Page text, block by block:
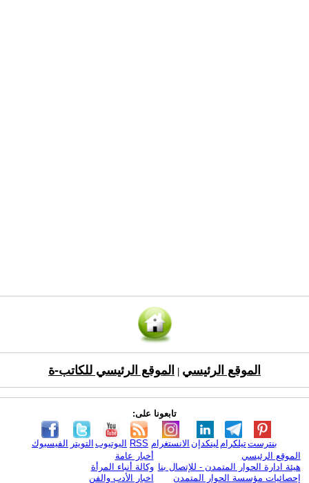
الموقع الرئيسي الموقع الرئيسي للكاتب-ة
تابعونا على:
الفيسبوك التويتر اليوتيوب RSS الانستغرام لينكدإن تيلكرامبنترست
الموقع الرئيسي
هيئة ادارة الحوار المتمدن - للإتصال بنا
إحصائيات مؤسسة الحوار المتمدن
أخبار عامة
وكالة أنباء المرأة
اخبار الأدب والفن